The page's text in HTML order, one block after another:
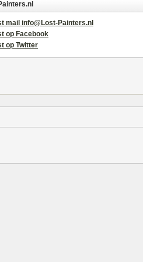
mail info@Lost-Painters.nl
op Facebook
op Twitter